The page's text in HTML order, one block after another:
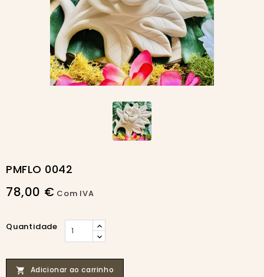
PMFLO 0042
78,00 € Com IVA
Quantidade
 Adicionar ao carrinho